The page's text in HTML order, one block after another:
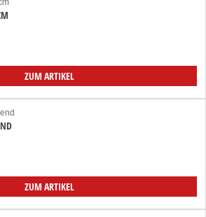
ZUM ARTIKEL
ZUM ARTIKEL